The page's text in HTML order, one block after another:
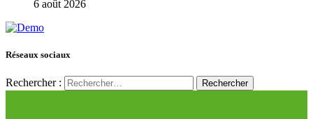
6 août 2026
Réseaux sociaux
Rechercher :